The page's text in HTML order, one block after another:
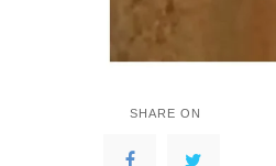
SHARE ON